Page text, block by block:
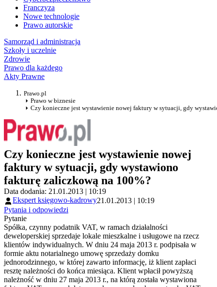
Franczyza
Nowe technologie
Prawo autorskie
Samorząd i administracja
Szkoły i uczelnie
Zdrowie
Prawo dla każdego
Akty Prawne
Prawo.pl
Prawo w biznesie
Czy konieczne jest wystawienie nowej faktury w sytuacji, gdy
Czy konieczne jest wystawienie nowej
faktury w sytuacji, gdy wystawiono
fakturę zaliczkową na 100%?
Data dodania: 21.01.2013 | 10:19
Ekspert księgowo-kadrowy21.01.2013 | 10:19
Pytania i odpowiedzi
Pytanie
Spółka, czynny podatnik VAT, w ramach działalności
deweloperskiej sprzedaje lokale mieszkalne i usługowe na rzecz
klientów indywidualnych. W dniu 24 maja 2013 r. podpisała w
formie aktu notarialnego umowę sprzedaży domku
jednorodzinnego, w której zawarto informację, iż klient zapłaci
resztę należności do końca miesiąca. Klient wpłacił powyższą
należność w dniu 27 maja 2013 r., na którą została wystawiona